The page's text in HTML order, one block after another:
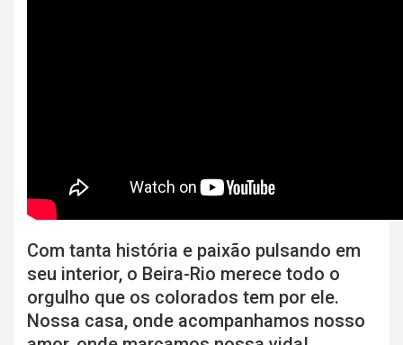
Com tanta história e paixão pulsando em
seu interior, o Beira-Rio merece todo o
orgulho que os colorados tem por ele.
Nossa casa, onde acompanhamos nosso